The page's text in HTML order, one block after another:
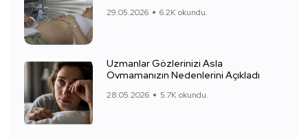
29.05.2026 6.2K okundu.
Uzmanlar Gözlerinizi Asla
Ovmamanızın Nedenlerini Açıkladı
28.05.2026 5.7K okundu.